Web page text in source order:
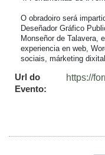
O obradoiro será
Deseñador Gráfico
Monseñor de Talavera,
experiencia en web,
sociais, márketing
Url do
Evento:
https://